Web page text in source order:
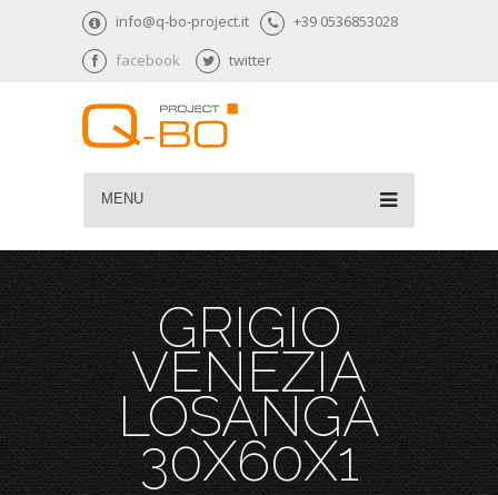
info@q-bo-project.it
+39 0536853028
facebook
twitter
MENU
GRIGIO
VENEZIA
LOSANGA
30X60X1